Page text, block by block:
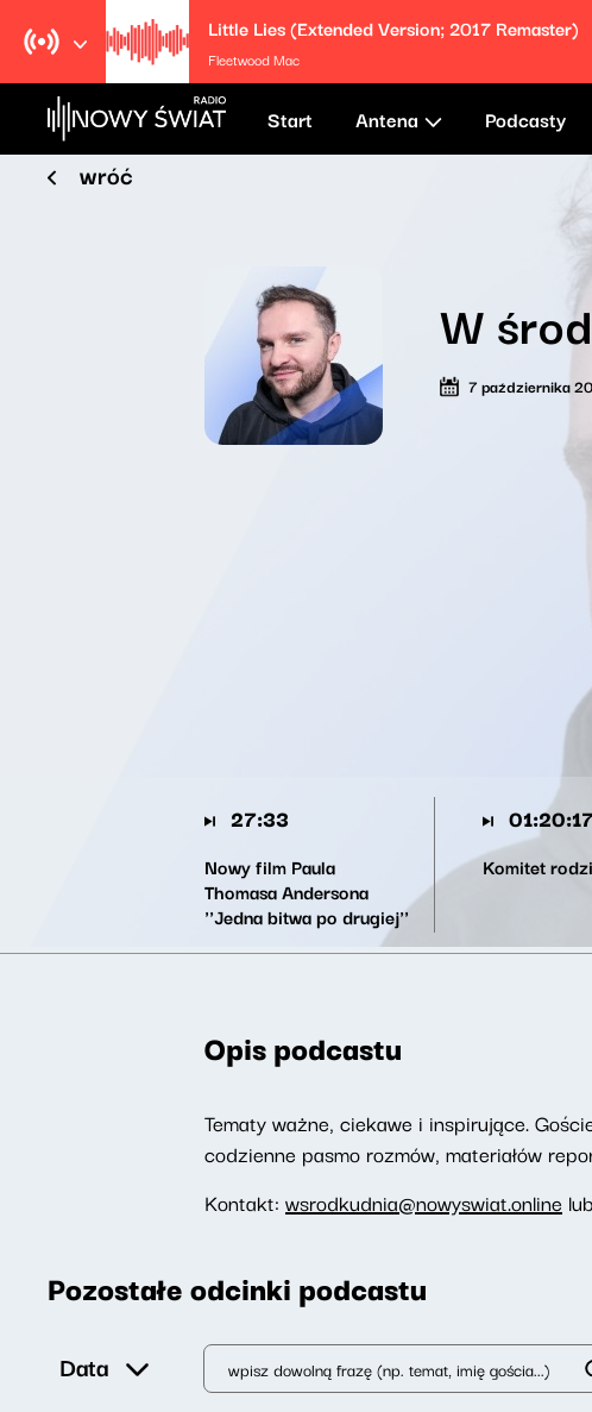
Little Lies (Extended Version; 2017 Remaster)
Fleetwood Mac
Start Antena Podcasty
wróć
W
7 października
27:33
Nowy film Paula
Thomasa Andersona
''Jedna bitwa po drugiej''
Komitet
Opis podcastu
Tematy ważne, ciekawe i inspirujące.
codzienne pasmo rozmów, materiałów
Kontakt: wsrodkudnia@nowyswiat.online lub
Pozostałe odcinki podcastu
Data